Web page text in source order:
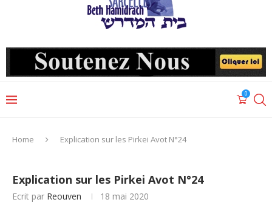
0
Home Explication sur les Pirkei Avot N°24
Explication sur les Pirkei Avot N°24
Ecrit par Reouven 18 mai 2020